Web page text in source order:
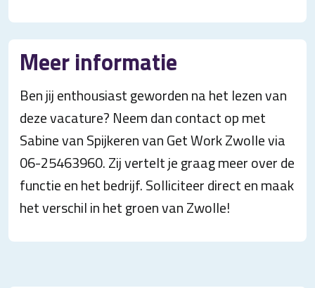
Meer informatie
Ben jij enthousiast geworden na het lezen van
deze vacature? Neem dan contact op met
Sabine van Spijkeren van Get Work Zwolle via
06-25463960. Zij vertelt je graag meer over de
functie en het bedrijf. Solliciteer direct en maak
het verschil in het groen van Zwolle!